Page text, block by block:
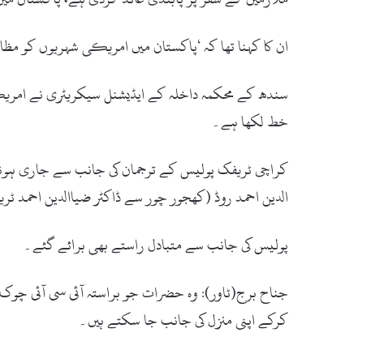
ان کا کہنا تھا کہ ‘پاکستان میں امریکی شہریوں کو
سندھ کے محکمہ داخلہ کے ایڈیشنل سیکریٹری نے
خط لکھا ہے۔
کراچی ٹریفک پولیس کے ترجمان کی جانب سے جاری ہونے
الدین احمد روڈ (کھجور چور سے ڈاکٹر ضیاالدین
پولیس کی جانب سے متبادل راستے بھی برائے گئے۔
جناح برج(ٹاور): وہ حضرات جو براستہ آئی سی آئی
کرکے اپنی منزل کی جانب جا سکتے ہیں۔